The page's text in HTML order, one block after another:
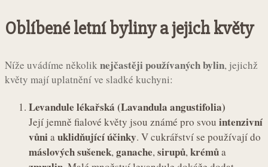
Oblíbené letní byliny a jejich květy
Níže uvádíme několiknejčastěji používaných bylin, jejichž
květy mají uplatnění ve sladké kuchyni:
Levandule lékařská (Lavandula angustifolia)
Její jemně fialové květy jsou známé pro svou intenzivní
vůniauklidňující účinky. V cukrářství se používají do
máslových sušenek,ganache,sirupů,krémůa